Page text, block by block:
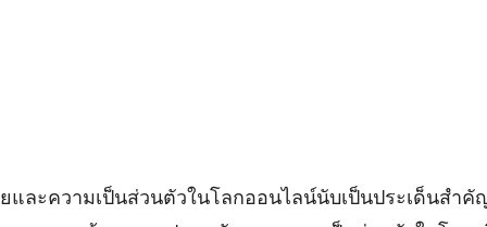
ความเป็นส่วนตัวในโลกออนไลน์นับเป็นประเด็นสำคั